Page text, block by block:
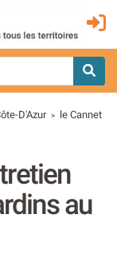
D'Azur > le Cannet
au